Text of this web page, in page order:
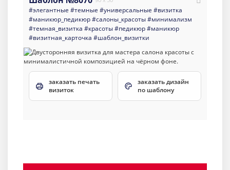
#элегантные #темные #универсальные #визитка
#маникюр_педикюр#салоны_красоты#минимализм
#темная_визитка #красоты#педикюр#маникюр
#визитная_карточка #шаблон_визитки
заказать печать
визиток
заказать дизайн
по шаблону